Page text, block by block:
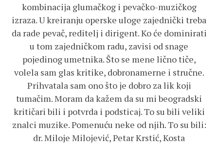
kombinacija glumačkog i pevačko-muzičkog
izraza. U kreiranju operske uloge zajednički treba
da rade pevač, reditelj i dirigent. Ko će dominirati
u tom zajedničkom radu, zavisi od snage
pojedinog umetnika. Što se mene lično tiče,
volela sam glas kritike, dobronamerne i stručne.
Prihvatala sam ono što je dobro za lik koji
tumačim. Moram da kažem da su mi beogradski
kritičari bili i potvrda i podsticaj. To su bili veliki
znalci muzike. Pomenuću neke od njih. To su bili:
dr. Miloje Milojević, Petar Krstić, Kosta